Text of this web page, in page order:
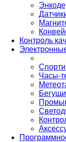
Контроль
Часы-